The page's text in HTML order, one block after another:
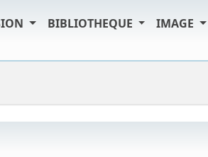
BIBLIOTHEQUE IMAGE